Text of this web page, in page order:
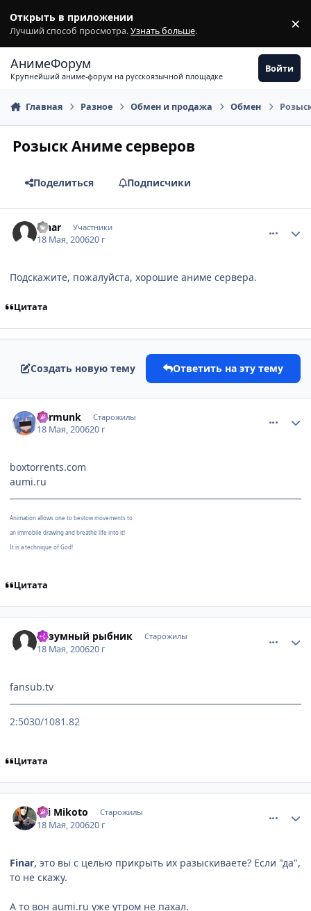
Открыть в приложении
Лучший способ просмотра.Узнать больше. ×
АнимеФорум
Крупнейший аниме-форум на русскоязычной площадке
Войти
Главная Разное Обмен и продажа Обмен
Розыск Аниме серверов
Поделиться Подписчики
Finar Участники
18 Мая, 200620 г
Подскажите, пожалуйста, хорошие аниме сервера.
Цитата
Создать новую тему Ответить на эту тему
Barmunk Старожилы
18 Мая, 200620 г
boxtorrents.com
aumi.ru
Animation allows one to bestow movements to
an immobile drawing and breathe life into it!
It is a technique of God!
Цитата
Безумный рыбник Старожилы
18 Мая, 200620 г
fansub.tv
2:5030/1081.82
Цитата
Sei Mikoto Старожилы
18 Мая, 200620 г
Finar, это вы с целью прикрыть их разыскиваете? Если "да",
то не скажу.
А то вон aumi.ru уже утром не пахал.